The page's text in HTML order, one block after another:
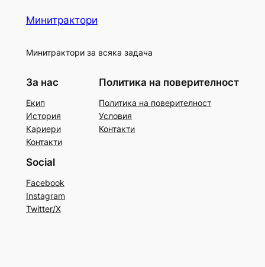
Минитрактори
Минитрактори за всяка задача
За нас
Екип
История
Кариери
Контакти
Политика на поверителност
Политика на поверителност
Условия
Контакти
Social
Facebook
Instagram
Twitter/X